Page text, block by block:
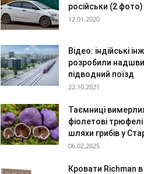
російськи (2 фото)
12.01.2020
Відео: індійські
розробили
підводний поїзд
22.10.2021
Таємниці вимерлих
фіолетові трюфелі
шляхи грибів у
06.02.2025
Кровати Richman